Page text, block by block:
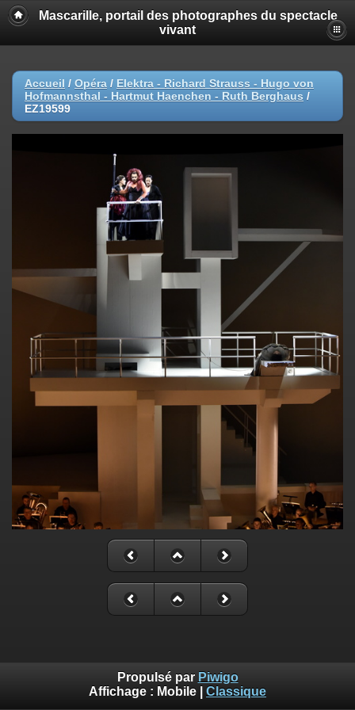
Mascarille, portail des photographes du spectacle
vivant
Accueil / Opéra / Elektra - Richard Strauss - Hugo von
Hofmannsthal - Hartmut Haenchen - Ruth Berghaus /
EZ19599
Propulsé par Piwigo
Affichage : Mobile Classique